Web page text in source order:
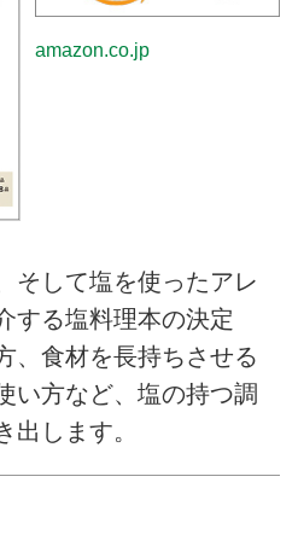
amazon.co.jp
そして塩を使ったアレ
する塩料理本の決定
、食材を長持ちさせる
い方など、塩の持つ調
出します。